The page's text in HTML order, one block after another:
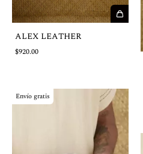
ALEX LEATHER
$920.00
Envío gratis